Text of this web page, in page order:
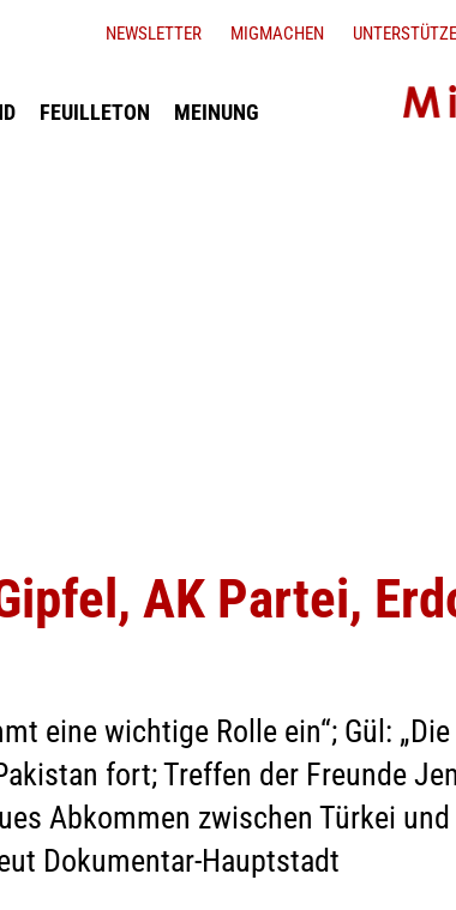
FEUILLETON MEINUNG
NEWSLETTER MIGMACHEN
AK Partei,
eine wichtige Rolle ein“; Gül:
fort; Treffen der Freunde
Abkommen zwischen Türkei
Dokumentar-Hauptstadt